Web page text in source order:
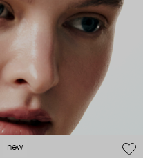
собой).
выражает себя, но
new